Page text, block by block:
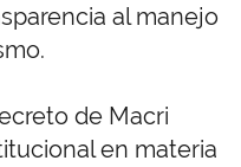
al manejo
de Macri
en materia